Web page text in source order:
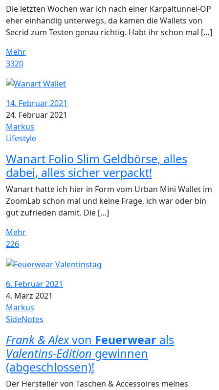
Die letzten Wochen war ich nach einer Karpaltunnel-OP
eher einhändig unterwegs, da kamen die Wallets von
Secrid zum Testen genau richtig. Habt ihr schon mal […]
Mehr
3320
14. Februar 2021
24. Februar 2021
Markus
Lifestyle
Wanart Folio Slim Geldbörse, alles
dabei, alles sicher verpackt!
Wanart hatte ich hier in Form vom Urban Mini Wallet im
ZoomLab schon mal und keine Frage, ich war oder bin
gut zufrieden damit. Die […]
Mehr
226
6. Februar 2021
4. März 2021
Markus
SideNotes
Frank & Alexvon Feuerwear als
Valentins-Edition gewinnen
(abgeschlossen)!
Der Hersteller von Taschen & Accessoires meines